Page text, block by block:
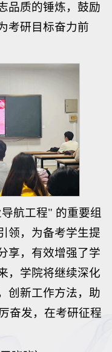
品质的锤炼，鼓励
考研目标奋力前
航工程" 的重要组
领，为备考学生提
享，有效增强了学
，学院将继续深化
创新工作方法，助
奋发，在考研征程